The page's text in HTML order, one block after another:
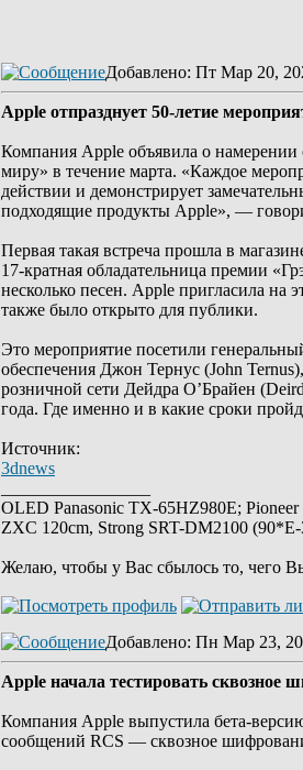
Добавлено: Пт Мар 20,
Apple отпразднует 50-летие
Компания Apple объявила о намерении
миру» в течение марта. «Каждое
действии и демонстрирует
подходящие продукты Apple», —
Первая такая встреча прошла в
17-кратная обладательница премии
несколько песен. Apple пригласила на
также было открыто для публики.
Это мероприятие посетили
обеспечения Джон Тернус (John
розничной сети Дейдра О’Брайен
года. Где именно и в какие сроки
Источник:
3dnews
OLED Panasonic TX-65HZ980E;
ZXC 120cm, Strong SRT-DM2100
Желаю, чтобы у Вас сбылось то, чего
Добавлено: Пн Мар 23,
Apple начала тестировать сквозное
Компания Apple выпустила бета-
сообщений RCS — сквозное